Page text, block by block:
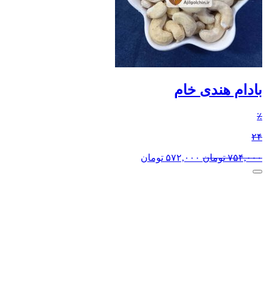
بادام هندی خام
٪
۲۴
۷۵۴,۰۰۰ تومان ۵۷۲,۰۰۰ تومان